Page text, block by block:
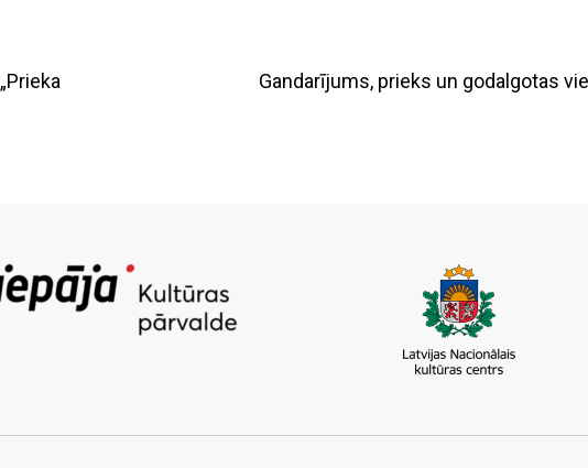
Gandarījums, prieks un godalgotas